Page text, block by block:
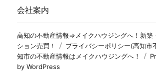
会社案内
高知の不動産情報⇒メイクハウジングへ！新築
ション売買！
プライバシーポリシー(高知市
知市の不動産情報はメイクハウジングへ！
by WordPress